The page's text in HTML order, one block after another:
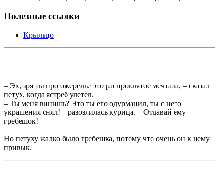
Полезные ссылки
Крыльцо
– Эх, зря ты про ожерелье это распроклятое мечтала, – сказал
петух, когда ястреб улетел.
– Ты меня винишь? Это ты его одурманил, ты с него
украшения снял! – разозлилась курица. – Отдавай ему
гребешок!
Но петуху жалко было гребешка, потому что очень он к нему
привык.